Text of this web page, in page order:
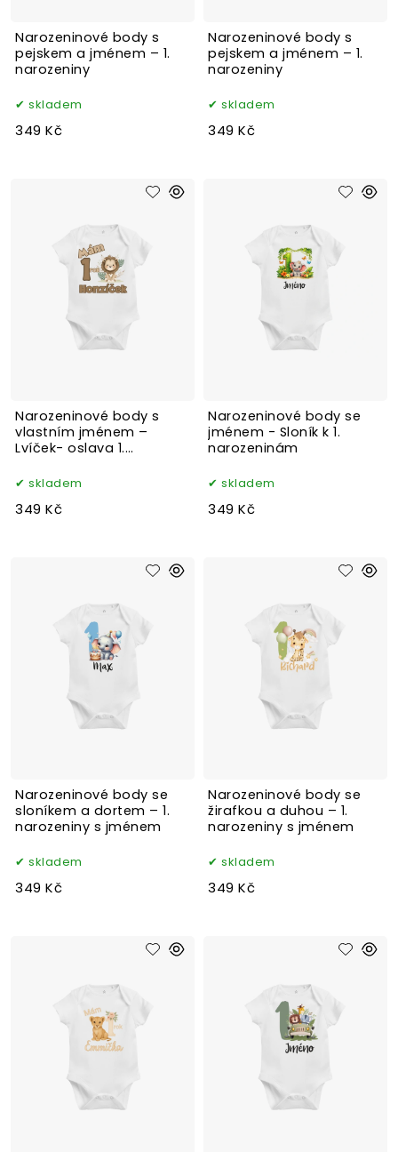
Narozeninové body s
pejskem a jménem – 1.
narozeniny
skladem
349 Kč
Narozeninové body s
pejskem a jménem – 1.
narozeniny
skladem
349 Kč
Narozeninové body s
vlastním jménem –
Lvíček- oslava 1.
skladem
349 Kč
Narozeninové body se
jménem - Sloník k 1.
narozeninám
skladem
349 Kč
Narozeninové body se
sloníkem a dortem – 1.
narozeniny s jménem
skladem
349 Kč
Narozeninové body se
žirafkou a duhou – 1.
narozeniny s jménem
skladem
349 Kč